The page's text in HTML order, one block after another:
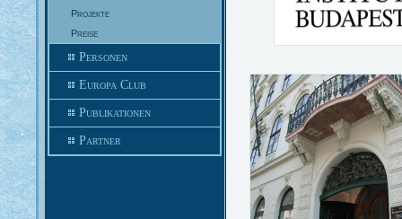
Projekte
Preise
Personen
Europa Club
Publikationen
Partner